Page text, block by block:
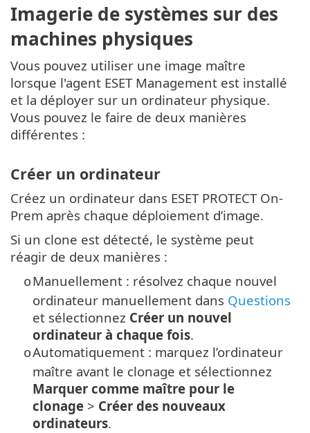
Imagerie de systèmes sur des
machines physiques
Vous pouvez utiliser une image maître
lorsque l'agent ESET Management est installé
et la déployer sur un ordinateur physique.
Vous pouvez le faire de deux manières
différentes :
Créer un ordinateur
Créez un ordinateur dans ESET PROTECT On-
Prem après chaque déploiement d’image.
Si un clone est détecté, le système peut
réagir de deux manières :
oManuellement : résolvez chaque nouvel
ordinateur manuellement dans Questions
et sélectionnez Créer un nouvel
ordinateur à chaque fois.
oAutomatiquement : marquez l’ordinateur
maître avant le clonage et sélectionnez
Marquer comme maître pour le
clonage > Créer des nouveaux
ordinateurs.